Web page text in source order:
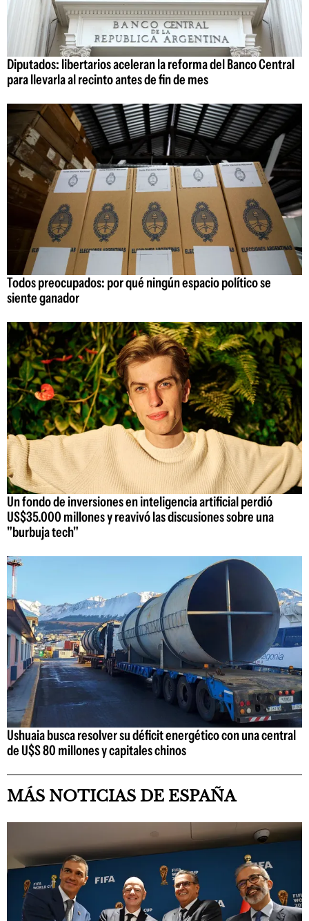
Diputados: libertarios aceleran la reforma del Banco Central
para llevarla al recinto antes de fin de mes
Todos preocupados: por qué ningún espacio político se
siente ganador
Un fondo de inversiones en inteligencia artificial perdió
US$35.000 millones y reavivó las discusiones sobre una
"burbuja tech"
Ushuaia busca resolver su déficit energético con una central
de U$S 80 millones y capitales chinos
MÁS NOTICIAS DE ESPAÑA